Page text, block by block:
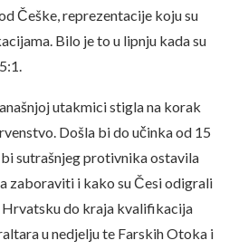
Češke, reprezentacije koju su
Bilo je to u lipnju kada su
utakmici stigla na korak
Došla bi do učinka od 15
sutrašnjeg protivnika ostavila
zaboraviti i kako su Česi odigrali
Hrvatsku do kraja kvalifikacija
u nedjelju te Farskih Otoka i